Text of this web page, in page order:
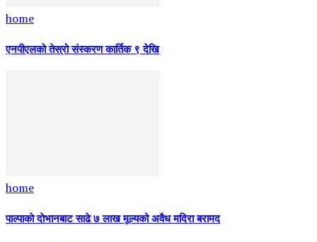
home
एनपीएलको तेस्रो संस्करण कार्तिक ९ देखि
home
पाल्पाकाे दाेभानबाट साढे ७ लाख मूल्यको अवैध मदिरा बरामद